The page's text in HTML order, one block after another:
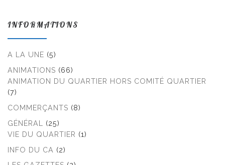
INFORMATIONS
A LA UNE (5)
ANIMATIONS (66)
ANIMATION DU QUARTIER HORS COMITÉ QUARTIER
(7)
COMMERÇANTS (8)
GÉNÉRAL
(25)
VIE DU QUARTIER (1)
INFO DU CA (2)